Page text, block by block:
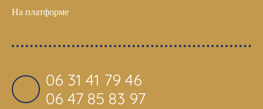
На платформе
06 31 41 79 46
06 47 85 83 97